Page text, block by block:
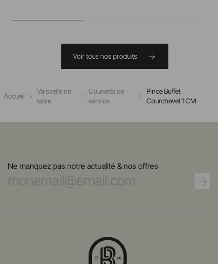
Voir tous nos produits
Accueil
Vaisselle de
table
Couverts de
service
Pince Buffet
Courchevel 1 CM
Ne manquez pas notre actualité & nos offres